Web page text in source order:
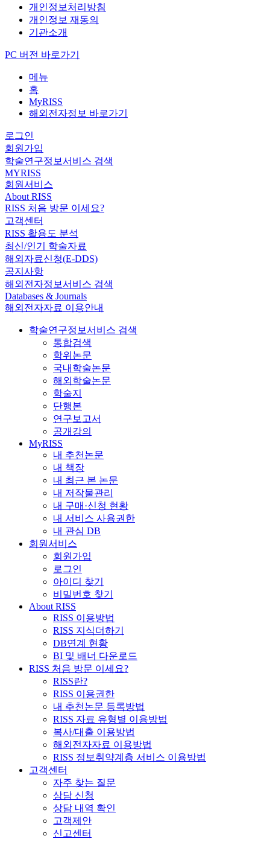
개인정보처리방침
개인정보 재동의
기관소개
PC 버전 바로가기
메뉴
홈
MyRISS
해외전자정보 바로가기
로그인
회원가입
학술연구정보서비스 검색
MYRISS
회원서비스
About RISS
RISS 처음 방문 이세요?
고객센터
RISS 활용도 분석
최신/인기 학술자료
해외자료신청(E-DDS)
공지사항
해외전자정보서비스 검색
Databases & Journals
해외전자자료 이용안내
학술연구정보서비스 검색
통합검색
학위논문
국내학술논문
해외학술논문
학술지
단행본
연구보고서
공개강의
MyRISS
내 추천논문
내 책장
내 최근 본 논문
내 저작물관리
내 구매·신청 현황
내 서비스 사용권한
내 관심 DB
회원서비스
회원가입
로그인
아이디 찾기
비밀번호 찾기
About RISS
RISS 이용방법
RISS 지식더하기
DB연계 현황
BI 및 배너 다운로드
RISS 처음 방문 이세요?
RISS란?
RISS 이용권한
내 추천논문 등록방법
RISS 자료 유형별 이용방법
복사/대출 이용방법
해외전자자료 이용방법
RISS 정보취약계층 서비스 이용방법
고객센터
자주 찾는 질문
상담 신청
상담 내역 확인
고객제안
신고센터